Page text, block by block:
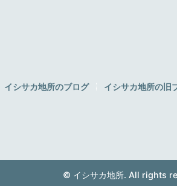
イシサカ地所のブログ イシサカ地所の旧
© イシサカ地所. All rights